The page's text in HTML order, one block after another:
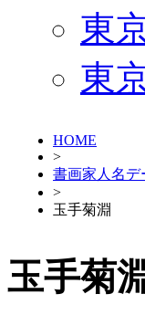
東
東
HOME
>
書画家人名デ
>
玉手菊淵
玉手菊